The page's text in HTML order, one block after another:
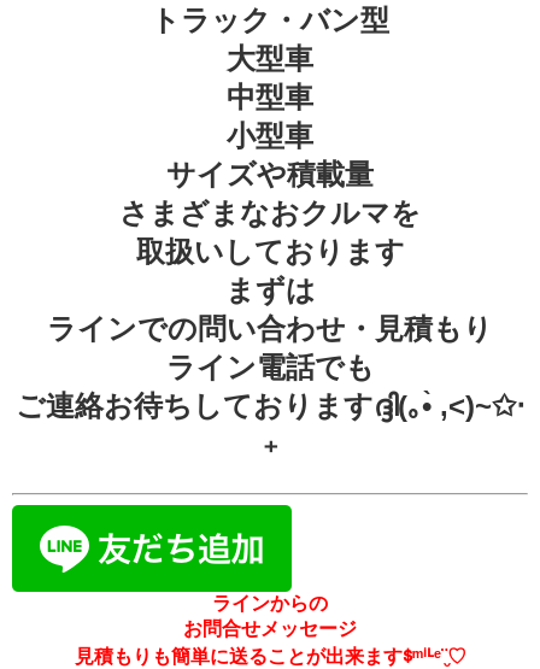
トラック・バン型
大型車
中型車
小型車
サイズや積載量
さまざまなおクルマを
取扱いしております
まずは
ラインでの問い合わせ・見積もり
ライン電話でも
ご連絡お待ちしておりますദ്ദി(｡•̀ ,<)~✩‧
₊
ラインからの
お問合せメッセージ
見積もりも簡単に送ることが出来ますᙚᵐⁱᒻᵉ¨̮♡